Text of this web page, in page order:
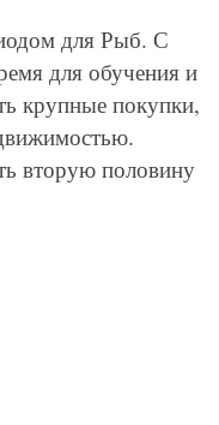
для Рыб. С
для обучения и
крупные покупки,
вторую половину